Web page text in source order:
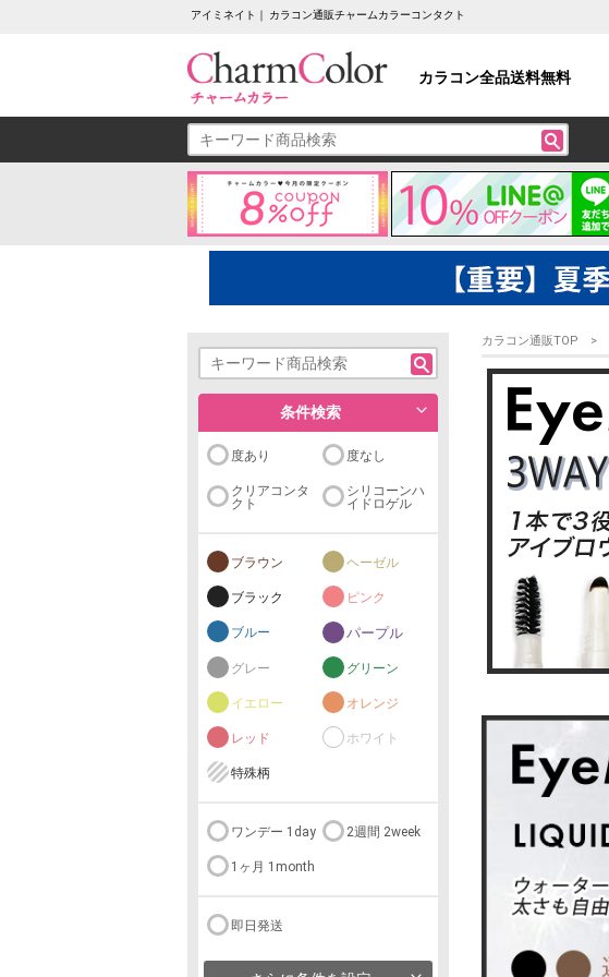
アイミネイト｜ カラコン通販チャームカラーコンタクト
カラコン全品送料無料
条件検索
度あり 度なし
クリアコンタ
クト
シリコーンハ
イドロゲル
ブラウン ヘーゼル
ブラック ピンク
ブルー パープル
グレー グリーン
イエロー オレンジ
レッド ホワイト
特殊柄
ワンデー 1day 2週間 2week
1ヶ月 1month
即日発送
カラコン通販TOP